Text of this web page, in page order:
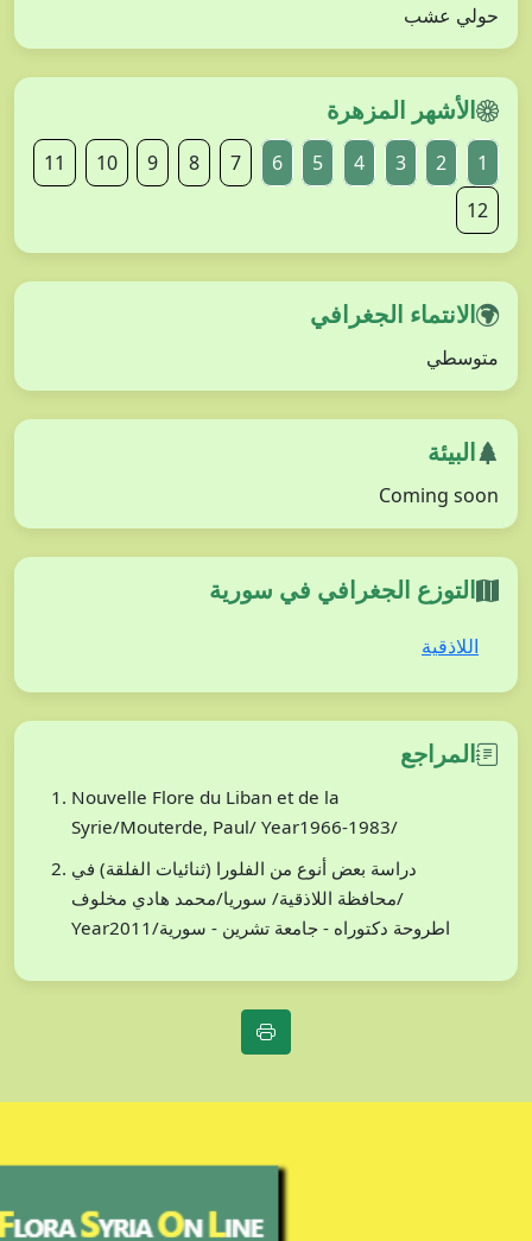
حولي عشب
الأشهر المزهرة
1
2
3
4
5
6
7
8
9
10
11
12
الانتماء الجغرافي
متوسطي
البيئة
Coming soon
التوزع الجغرافي في سورية
اللاذقية
المراجع
Nouvelle Flore du Liban et de la
Syrie/Mouterde, Paul/ Year1966-1983/
دراسة بعض أنوع من الفلورا (ثنائيات الفلقة) في
محافظة اللاذقية/ سوريا/محمد هادي مخلوف/
Year2011/اطروحة دكتوراه - جامعة تشرين - سورية